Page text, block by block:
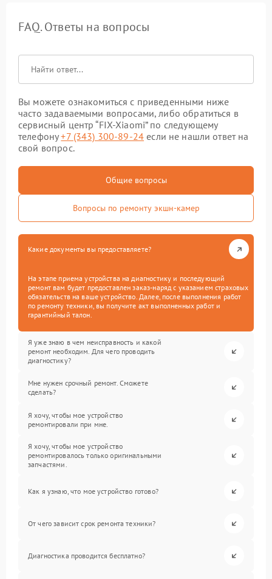
FAQ. Ответы на вопросы
Вы можете ознакомиться с приведенными ниже
часто задаваемыми вопросами, либо обратиться в
сервисный центр “FIX-Xiaomi” по следующему
телефону+7 (343) 300-89-24 если не нашли ответ на
свой вопрос.
Общие вопросы
Вопросы по ремонту экшн-камер
Какие документы вы предоставляете?
На этапе приема устройства на диагностику и последующий
ремонт вам будет предоставлен заказ-наряд с указанием страховых
обязательств на ваше устройство. Далее, после выполнения работ
по ремонту техники, вы получите акт выполненных работ и
гарантийный талон.
Я уже знаю в чем неисправность и какой
ремонт необходим. Для чего проводить
диагностику?
Мне нужен срочный ремонт. Сможете
сделать?
Я хочу, чтобы мое устройство
ремонтировали при мне.
Я хочу, чтобы мое устройство
ремонтировалось только оригинальными
запчастями.
Как я узнаю, что мое устройство готово?
От чего зависит срок ремонта техники?
Диагностика проводится бесплатно?